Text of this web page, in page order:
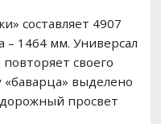
составляет 4907
1464 мм. Универсал
своего
«баварца» выделено
просвет